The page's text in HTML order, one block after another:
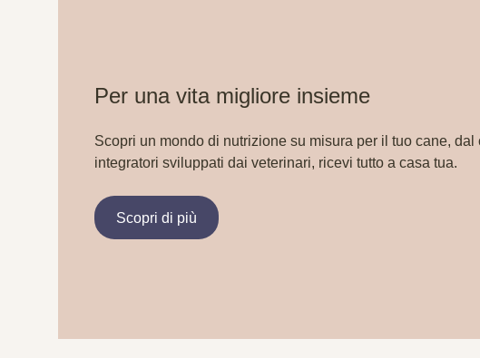
Per una vita migliore insieme
Scopri un mondo di nutrizione su misura per il tuo cane, dal
integratori sviluppati dai veterinari, ricevi tutto a casa tua.
Scopri di più